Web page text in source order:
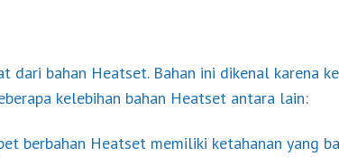
dari bahan Heatset. Bahan ini dikenal karena
kelebihan bahan Heatset antara lain:
berbahan Heatset memiliki ketahanan yang